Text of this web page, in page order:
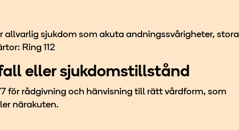
allvarlig sjukdom som akuta andningssvårigheter, stora
Ring 112
eller sjukdomstillstånd
för rådgivning och hänvisning till rätt vårdform, som
närakuten.